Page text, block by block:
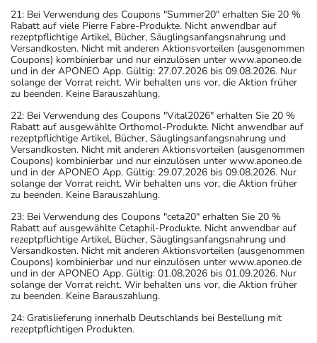
21: Bei Verwendung des Coupons "Summer20" erhalten Sie 20 %
Rabatt auf viele Pierre Fabre-Produkte. Nicht anwendbar auf
rezeptpflichtige Artikel, Bücher, Säuglingsanfangsnahrung und
Versandkosten. Nicht mit anderen Aktionsvorteilen (ausgenommen
Coupons) kombinierbar und nur einzulösen unter www.aponeo.de
und in der APONEO App. Gültig: 27.07.2026 bis 09.08.2026. Nur
solange der Vorrat reicht. Wir behalten uns vor, die Aktion früher
zu beenden. Keine Barauszahlung.
22: Bei Verwendung des Coupons "Vital2026" erhalten Sie 20 %
Rabatt auf ausgewählte Orthomol-Produkte. Nicht anwendbar auf
rezeptpflichtige Artikel, Bücher, Säuglingsanfangsnahrung und
Versandkosten. Nicht mit anderen Aktionsvorteilen (ausgenommen
Coupons) kombinierbar und nur einzulösen unter www.aponeo.de
und in der APONEO App. Gültig: 29.07.2026 bis 09.08.2026. Nur
solange der Vorrat reicht. Wir behalten uns vor, die Aktion früher
zu beenden. Keine Barauszahlung.
23: Bei Verwendung des Coupons "ceta20" erhalten Sie 20 %
Rabatt auf ausgewählte Cetaphil-Produkte. Nicht anwendbar auf
rezeptpflichtige Artikel, Bücher, Säuglingsanfangsnahrung und
Versandkosten. Nicht mit anderen Aktionsvorteilen (ausgenommen
Coupons) kombinierbar und nur einzulösen unter www.aponeo.de
und in der APONEO App. Gültig: 01.08.2026 bis 01.09.2026. Nur
solange der Vorrat reicht. Wir behalten uns vor, die Aktion früher
zu beenden. Keine Barauszahlung.
24: Gratislieferung innerhalb Deutschlands bei Bestellung mit
rezeptpflichtigen Produkten.